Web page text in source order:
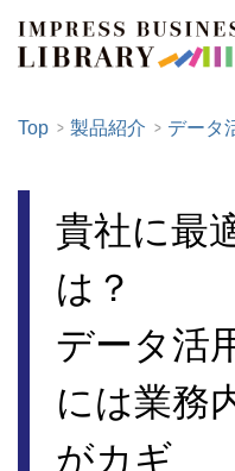
Top 製品紹介 データ
貴社に最
は？
データ活
には業務
がカギ